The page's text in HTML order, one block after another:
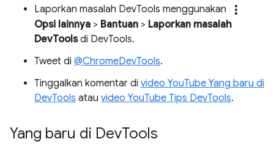
Laporkan masalah DevTools menggunakan
more_vert
Opsi lainnya > Bantuan > Laporkan masalah
DevToolsdi DevTools.
Tweet di @ChromeDevTools.
Tinggalkan komentar di video YouTube Yang baru di
DevTools atau video YouTube Tips DevTools.
Yang baru di DevTools